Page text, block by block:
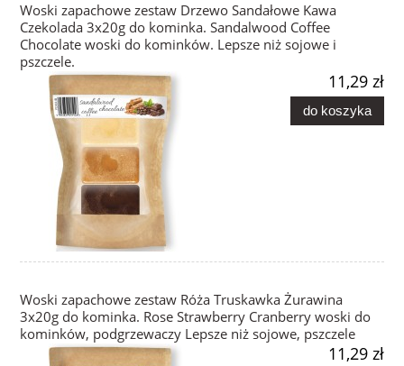
Woski zapachowe zestaw Drzewo Sandałowe Kawa
Czekolada 3x20g do kominka. Sandalwood Coffee
Chocolate woski do kominków. Lepsze niż sojowe i
pszczele.
11,29 zł
do koszyka
Woski zapachowe zestaw Róża Truskawka Żurawina
3x20g do kominka. Rose Strawberry Cranberry woski do
kominków, podgrzewaczy Lepsze niż sojowe, pszczele
11,29 zł